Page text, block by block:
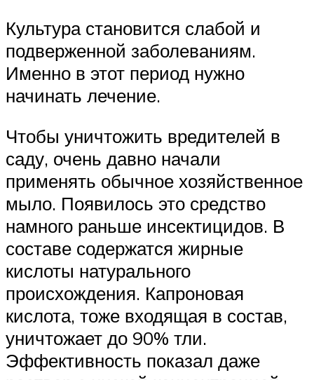
Культура становится слабой и
подверженной заболеваниям.
Именно в этот период нужно
начинать лечение.
Чтобы уничтожить вредителей в
саду, очень давно начали
применять обычное хозяйственное
мыло. Появилось это средство
намного раньше инсектицидов. В
составе содержатся жирные
кислоты натурального
происхождения. Капроновая
кислота, тоже входящая в состав,
уничтожает до 90% тли.
Эффективность показал даже